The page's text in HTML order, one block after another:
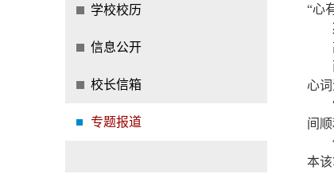
学校校历
信息公开
校长信箱
专题报道
“心
心
间
本